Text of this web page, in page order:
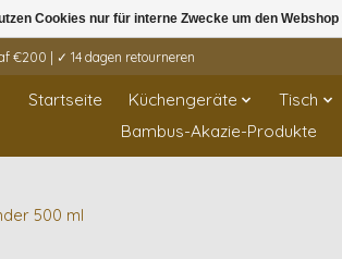
€200 | ✓ 14 dagen retourneren
Startseite Küchengeräte Tisch
Bambus-Akazie-Produkte
500 ml
Cookies nur für interne Zwecke um den